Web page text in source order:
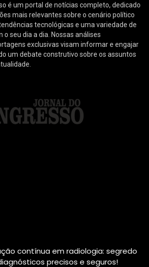
é um portal de notícias completo, dedicado
mais relevantes sobre o cenário político
tecnológicas e uma variedade de
seu dia a dia. Nossas análises
exclusivas visam informar e engajar
um debate construtivo sobre os assuntos
contínua em radiologia: segredo
precisos e seguros!